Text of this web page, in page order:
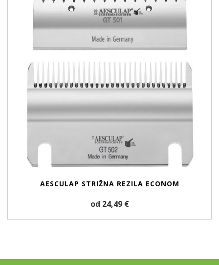
AESCULAP STRIŽNA REZILA ECONOM
od 24,49 €